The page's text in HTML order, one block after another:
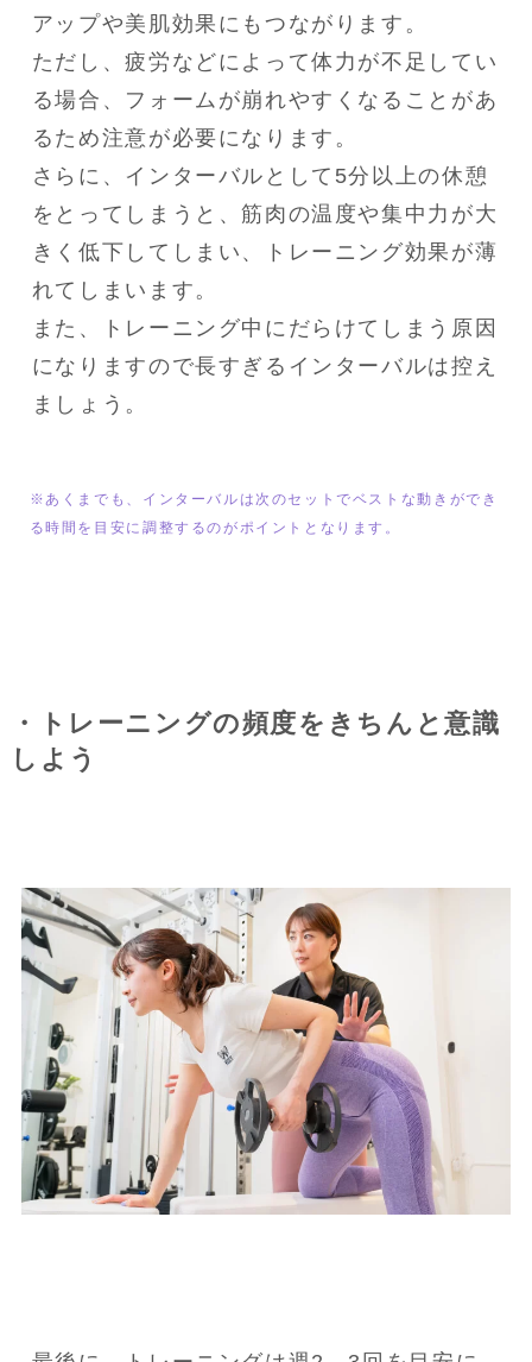
アップや美肌効果にもつながります。
ただし、疲労などによって体力が不足してい
る場合、フォームが崩れやすくなることがあ
るため注意が必要になります。
さらに、インターバルとして5分以上の休憩
をとってしまうと、筋肉の温度や集中力が大
きく低下してしまい、トレーニング効果が薄
れてしまいます。
また、トレーニング中にだらけてしまう原因
になりますので長すぎるインターバルは控え
ましょう。
※あくまでも、インターバルは次のセットでベストな動きができ
る時間を目安に調整するのがポイントとなります。
・トレーニングの頻度をきちんと意識
しよう